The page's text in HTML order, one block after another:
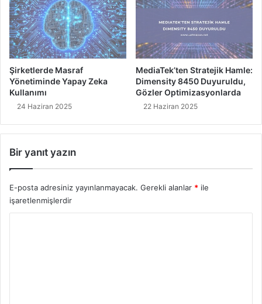
ı
d
a
l
a
r
,
B
r
u
t
l
Şirketlerde Masraf
Yönetiminde Yapay Zeka
Kullanımı
24 Haziran 2025
MediaTek’ten Stratejik Hamle:
Dimensity 8450 Duyuruldu,
Gözler Optimizasyonlarda
22 Haziran 2025
Bir yanıt yazın
E-posta adresiniz yayınlanmayacak. Gerekli alanlar * ile
işaretlenmişlerdir